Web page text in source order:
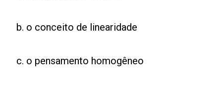
b. o conceito de linearidade
c. o pensamento homogêneo